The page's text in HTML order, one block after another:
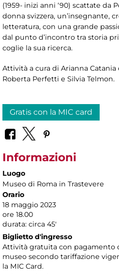
(1959- inizi anni ‘90) scattate da
donna svizzera, un’insegnante,
letteratura, con una grande
dal punto d’incontro tra storia
coglie la sua ricerca.
Attività a cura di Arianna Catania
Roberta Perfetti e Silvia Telmon.
Gratis con la MIC card
Informazioni
Luogo
Museo di Roma in Trastevere
Orario
18 maggio 2023
ore 18.00
durata: circa 45'
Biglietto d'ingresso
Attività gratuita con pagamento
museo secondo tariffazione
la MIC Card.